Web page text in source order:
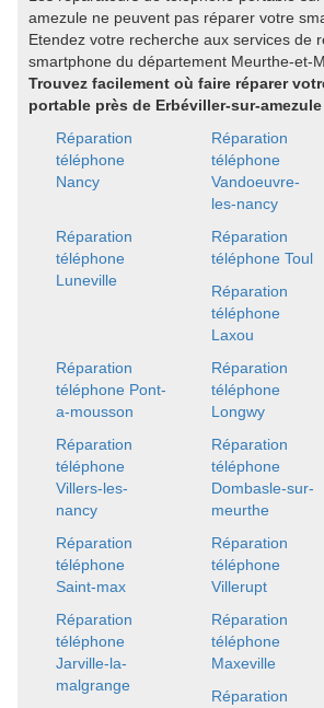
amezule ne peuvent pas réparer votre
Etendez votre recherche aux services de
smartphone du département Meurthe-et-
Trouvez facilement où faire réparer
portable près de Erbéviller-sur-amezule
Réparation
téléphone
Nancy
Réparation
téléphone
Vandoeuvre-
les-nancy
Réparation
téléphone
Luneville
Réparation
téléphone Toul
Réparation
téléphone
Laxou
Réparation
téléphone Pont-
a-mousson
Réparation
téléphone
Longwy
Réparation
téléphone
Villers-les-
nancy
Réparation
téléphone
Dombasle-sur-
meurthe
Réparation
téléphone
Saint-max
Réparation
téléphone
Villerupt
Réparation
téléphone
Jarville-la-
malgrange
Réparation
téléphone
Maxeville
Réparation